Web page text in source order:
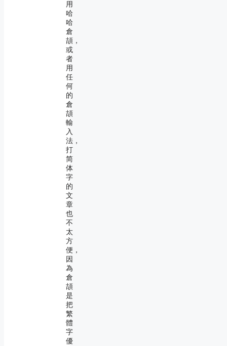
用
哈
哈
倉
頡，
或
者
用
任
何
的
倉
頡
輸
入
法，
打
简
体
字
的
文
章
也
不
太
方
便，
因
為
倉
頡
是
把
繁
體
字
優